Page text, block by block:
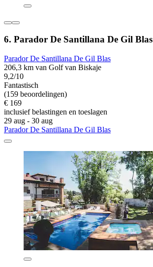
6. Parador De Santillana De Gil Blas
Parador De Santillana De Gil Blas
206,3 km van Golf van Biskaje
9,2/10
Fantastisch
(159 beoordelingen)
€ 169
inclusief belastingen en toeslagen
29 aug - 30 aug
Parador De Santillana De Gil Blas